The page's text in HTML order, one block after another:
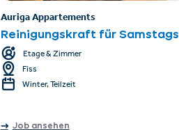
Auriga Appartements
Reinigungskraft für Samstags
Etage & Zimmer
Fiss
Winter, Teilzeit
Job ansehen